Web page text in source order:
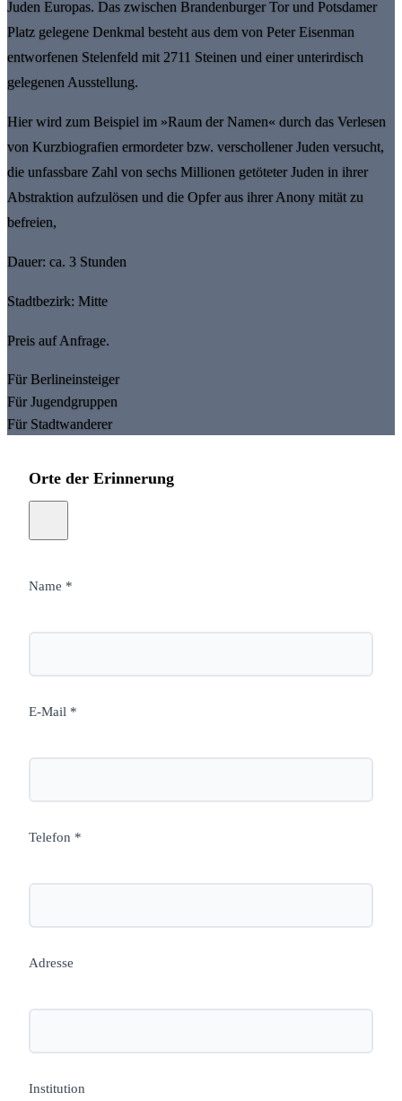
Juden Europas. Das zwischen Brandenburger Tor und Potsdamer
Platz gelegene Denkmal besteht aus dem von Peter Eisenman
entworfenen Stelenfeld mit 2711 Steinen und einer unterirdisch
gelegenen Ausstellung.
Hier wird zum Beispiel im »Raum der Namen« durch das Verlesen
von Kurzbiografien ermordeter bzw. verschollener Juden versucht,
die unfassbare Zahl von sechs Millionen getöteter Juden in ihrer
Abstraktion aufzulösen und die Opfer aus ihrer Anony mität zu
befreien,
Dauer: ca. 3 Stunden
Stadtbezirk: Mitte
Preis auf Anfrage.
Für Berlineinsteiger
Für Jugendgruppen
Für Stadtwanderer
Orte der Erinnerung
Name *
E-Mail *
Telefon *
Adresse
Institution